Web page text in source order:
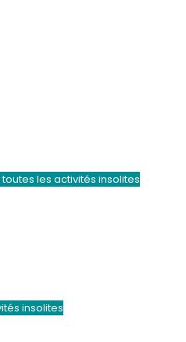
toutes les activités insolites
insolites